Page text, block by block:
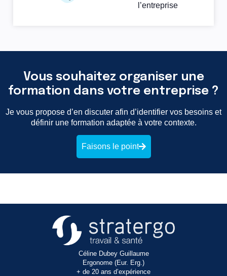
l’entreprise
Vous souhaitez organiser une
formation dans votre entreprise ?
Je vous propose d’en discuter afin d’identifier vos besoins et
définir une formation adaptée à votre contexte.
Faisons le point
Céline Dubey Guillaume
Ergonome (Eur. Erg.)
+ de 20 ans d’expérience